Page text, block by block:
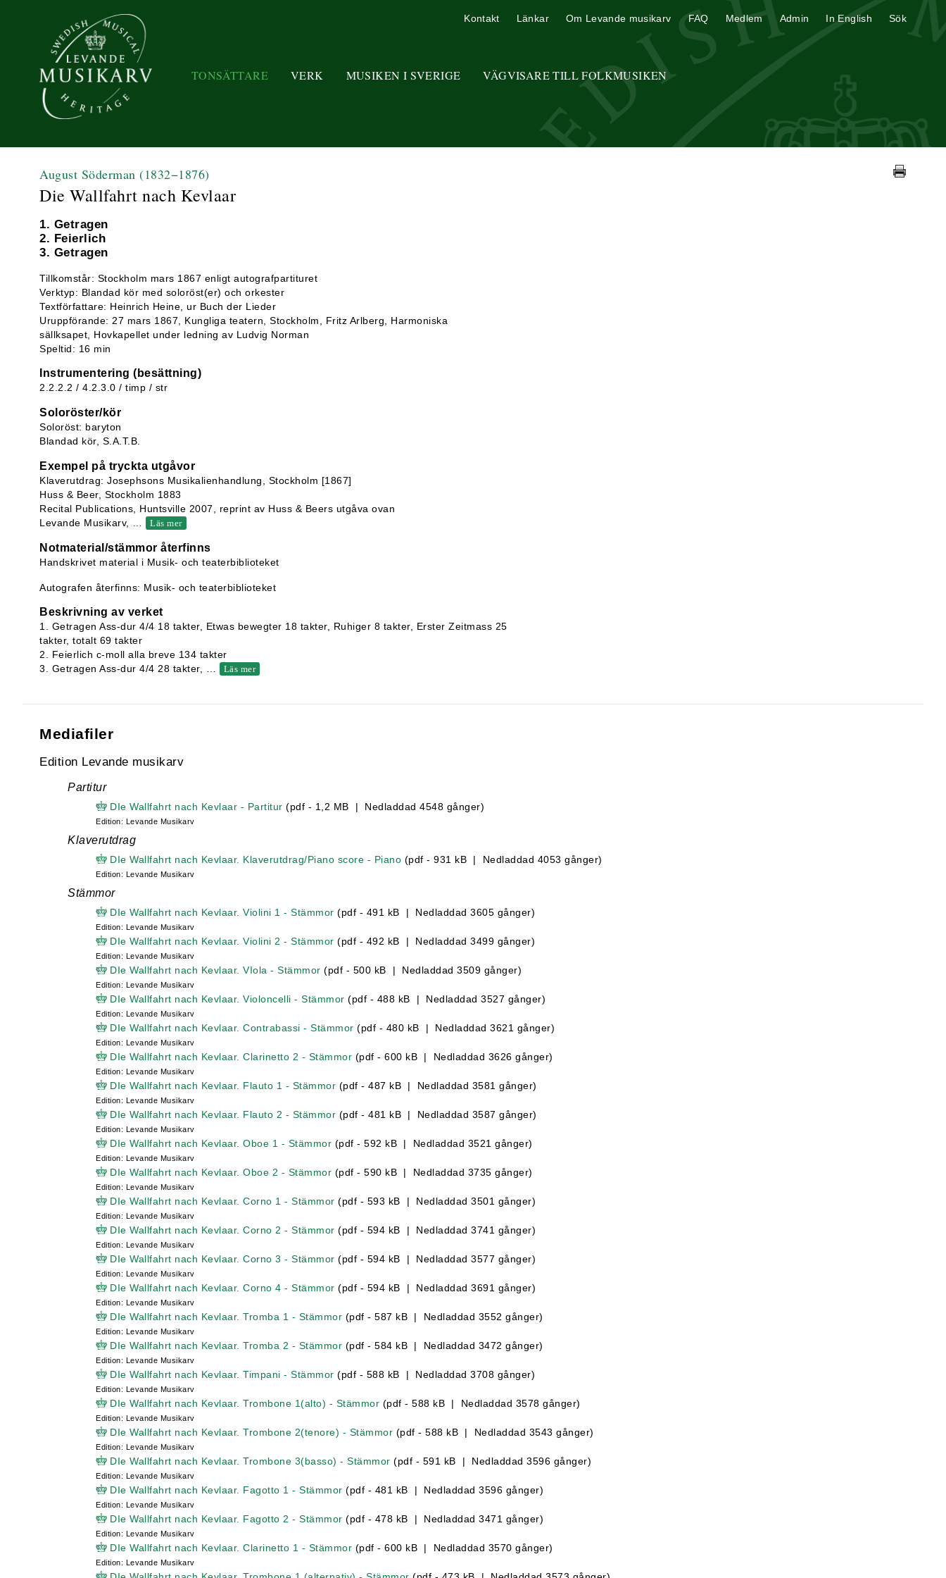
TONSÄTTARE VERK MUSIKEN I SVERIGE VÄGVISARE TILL FOLKMUSIKEN
Kontakt Länkar Om Levande musikarv FAQ Medlem Admin In English Sök
August Söderman (1832−1876)
Die Wallfahrt nach Kevlaar
1. Getragen
2. Feierlich
3. Getragen
Tillkomstår: Stockholm mars 1867 enligt autografpartituret
Verktyp: Blandad kör med soloröst(er) och orkester
Textförfattare: Heinrich Heine, ur Buch der Lieder
Uruppförande: 27 mars 1867, Kungliga teatern, Stockholm, Fritz Arlberg, Harmoniska
sällksapet, Hovkapellet under ledning av Ludvig Norman
Speltid: 16 min
Instrumentering (besättning)
2.2.2.2 / 4.2.3.0 / timp / str
Soloröster/kör
Soloröst: baryton
Blandad kör, S.A.T.B.
Exempel på tryckta utgåvor
Klaverutdrag: Josephsons Musikalienhandlung, Stockholm [1867]
Huss & Beer, Stockholm 1883
Recital Publications, Huntsville 2007, reprint av Huss & Beers utgåva ovan
Levande Musikarv,
Läs mer
Notmaterial/stämmor återfinns
Handskrivet material i Musik- och teaterbiblioteket
Autografen återfinns: Musik- och teaterbiblioteket
Beskrivning av verket
1. Getragen Ass-dur 4/4 18 takter, Etwas bewegter 18 takter, Ruhiger 8 takter, Erster Zeitmass 25
takter, totalt 69 takter
2. Feierlich c-moll alla breve 134 takter
3. Getragen Ass-dur 4/4 28 takter,
Läs mer
Mediafiler
Edition Levande musikarv
Partitur
DIe Wallfahrt nach Kevlaar - Partitur (pdf - 1,2 MB | Nedladdad 4548 gånger)
Edition: Levande Musikarv
Klaverutdrag
DIe Wallfahrt nach Kevlaar. Klaverutdrag/Piano score - Piano (pdf - 931 kB | Nedladdad 4053 gånger)
Edition: Levande Musikarv
Stämmor
DIe Wallfahrt nach Kevlaar. Violini 1 - Stämmor (pdf - 491 kB | Nedladdad 3605 gånger)
Edition: Levande Musikarv
DIe Wallfahrt nach Kevlaar. Violini 2 - Stämmor (pdf - 492 kB | Nedladdad 3499 gånger)
Edition: Levande Musikarv
DIe Wallfahrt nach Kevlaar. VIola - Stämmor (pdf - 500 kB | Nedladdad 3509 gånger)
Edition: Levande Musikarv
DIe Wallfahrt nach Kevlaar. Violoncelli - Stämmor (pdf - 488 kB | Nedladdad 3527 gånger)
Edition: Levande Musikarv
DIe Wallfahrt nach Kevlaar. Contrabassi - Stämmor (pdf - 480 kB | Nedladdad 3621 gånger)
Edition: Levande Musikarv
DIe Wallfahrt nach Kevlaar. Clarinetto 2 - Stämmor (pdf - 600 kB | Nedladdad 3626 gånger)
Edition: Levande Musikarv
DIe Wallfahrt nach Kevlaar. Flauto 1 - Stämmor (pdf - 487 kB | Nedladdad 3581 gånger)
Edition: Levande Musikarv
DIe Wallfahrt nach Kevlaar. Flauto 2 - Stämmor (pdf - 481 kB | Nedladdad 3587 gånger)
Edition: Levande Musikarv
DIe Wallfahrt nach Kevlaar. Oboe 1 - Stämmor (pdf - 592 kB | Nedladdad 3521 gånger)
Edition: Levande Musikarv
DIe Wallfahrt nach Kevlaar. Oboe 2 - Stämmor (pdf - 590 kB | Nedladdad 3735 gånger)
Edition: Levande Musikarv
DIe Wallfahrt nach Kevlaar. Corno 1 - Stämmor (pdf - 593 kB | Nedladdad 3501 gånger)
Edition: Levande Musikarv
DIe Wallfahrt nach Kevlaar. Corno 2 - Stämmor (pdf - 594 kB | Nedladdad 3741 gånger)
Edition: Levande Musikarv
DIe Wallfahrt nach Kevlaar. Corno 3 - Stämmor (pdf - 594 kB | Nedladdad 3577 gånger)
Edition: Levande Musikarv
DIe Wallfahrt nach Kevlaar. Corno 4 - Stämmor (pdf - 594 kB | Nedladdad 3691 gånger)
Edition: Levande Musikarv
DIe Wallfahrt nach Kevlaar. Tromba 1 - Stämmor (pdf - 587 kB | Nedladdad 3552 gånger)
Edition: Levande Musikarv
DIe Wallfahrt nach Kevlaar. Tromba 2 - Stämmor (pdf - 584 kB | Nedladdad 3472 gånger)
Edition: Levande Musikarv
DIe Wallfahrt nach Kevlaar. Timpani - Stämmor (pdf - 588 kB | Nedladdad 3708 gånger)
Edition: Levande Musikarv
DIe Wallfahrt nach Kevlaar. Trombone 1(alto) - Stämmor (pdf - 588 kB | Nedladdad 3578 gånger)
Edition: Levande Musikarv
DIe Wallfahrt nach Kevlaar. Trombone 2(tenore) - Stämmor (pdf - 588 kB | Nedladdad 3543 gånger)
Edition: Levande Musikarv
DIe Wallfahrt nach Kevlaar. Trombone 3(basso) - Stämmor (pdf - 591 kB | Nedladdad 3596 gånger)
Edition: Levande Musikarv
DIe Wallfahrt nach Kevlaar. Fagotto 1 - Stämmor (pdf - 481 kB | Nedladdad 3596 gånger)
Edition: Levande Musikarv
DIe Wallfahrt nach Kevlaar. Fagotto 2 - Stämmor (pdf - 478 kB | Nedladdad 3471 gånger)
Edition: Levande Musikarv
DIe Wallfahrt nach Kevlaar. Clarinetto 1 - Stämmor (pdf - 600 kB | Nedladdad 3570 gånger)
Edition: Levande Musikarv